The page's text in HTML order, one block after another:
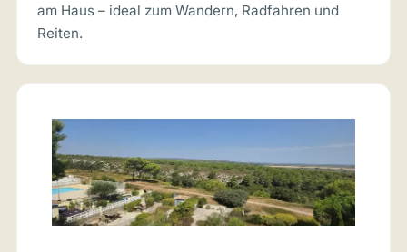
am Haus – ideal zum Wandern, Radfahren und
Reiten.